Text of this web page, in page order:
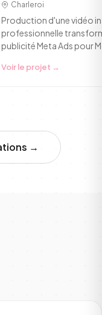
Charleroi
Production d'une vidéo
professionnelle
publicité Meta Ads pour
Voir le projet →
→